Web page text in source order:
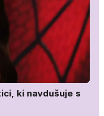
ki navdušuje s